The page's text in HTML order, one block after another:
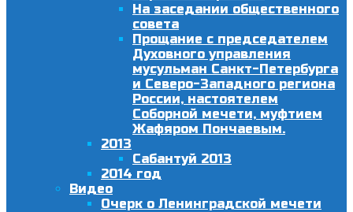
На заседании общественного
совета
Прощание с председателем
Духовного управления
мусульман Санкт-Петербурга
и Северо-Западного региона
России, настоятелем
Соборной мечети, муфтием
Жафяром Пончаевым.
2013
Сабантуй 2013
2014 год
Видео
Очерк о Ленинградской мечети